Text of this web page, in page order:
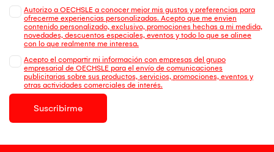
Autorizo a OECHSLE a conocer mejor mis gustos y preferencias para
ofrecerme experiencias personalizadas. Acepto que me envien
contenido personalizado, exclusivo, promociones hechas a mi medida,
novedades, descuentos especiales, eventos y todo lo que se alinee
con lo que realmente me interesa.
Acepto el compartir mi información con empresas del grupo
empresarial de OECHSLE para el envío de comunicaciones
publicitarias sobre sus productos, servicios, promociones, eventos y
otras actividades comerciales de interés.
Suscribirme